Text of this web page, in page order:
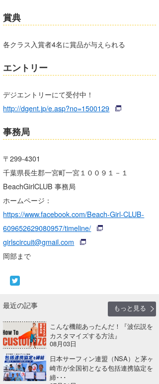
賞典
各クラス入賞者4名に賞品が与えられる
エントリー
デジエントリーにて受付中！
http://dgent.jp/e.asp?no=1500129
事務局
〒299-4301
千葉県長生郡一宮町一宮１００９１－１
BeachGirlCLUB 事務局
ホームページ：
https://www.facebook.com/Beach-Girl-CLUB-
609652629080957/timeline/
girlscircuit@gmail.com
岡部まで
最近の記事
もっと見る
こんな機能あったんだ！『波伝説を
カスタマイズする方法』
08月03日
日本サーフィン連盟（NSA）と茅ヶ
崎市が全国初となる包括連携協定を
締･･･
上條将美
唐澤予報士
SancheZ
ゴン
米山予報士
wanda
予報士 hiro.
banpaku
Mr.K
chappy